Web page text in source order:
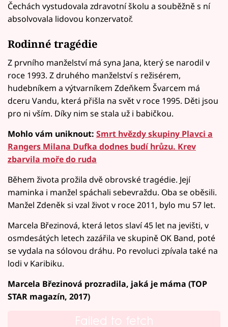
Čechách vystudovala zdravotní školu a souběžně s ní
absolvovala lidovou konzervatoř.
Rodinné tragédie
Z prvního manželství má syna Jana, který se narodil v
roce 1993. Z druhého manželství s režisérem,
hudebníkem a výtvarníkem Zdeňkem Švarcem má
dceru Vandu, která přišla na svět v roce 1995. Děti jsou
pro ni vším. Díky nim se stala už i babičkou.
Mohlo vám uniknout: Smrt hvězdy skupiny Plavci a
Rangers Milana Dufka dodnes budí hrůzu. Krev
zbarvila moře do ruda
Během života prožila dvě obrovské tragédie. Její
maminka i manžel spáchali sebevraždu. Oba se oběsili.
Manžel Zdeněk si vzal život v roce 2011, bylo mu 57 let.
Marcela Březinová, která letos slaví 45 let na jevišti, v
osmdesátých letech zazářila ve skupině OK Band, poté
se vydala na sólovou dráhu. Po revoluci zpívala také na
lodi v Karibiku.
Marcela Březinová prozradila, jaká je máma (TOP
STAR magazín, 2017)
Failed to fetch